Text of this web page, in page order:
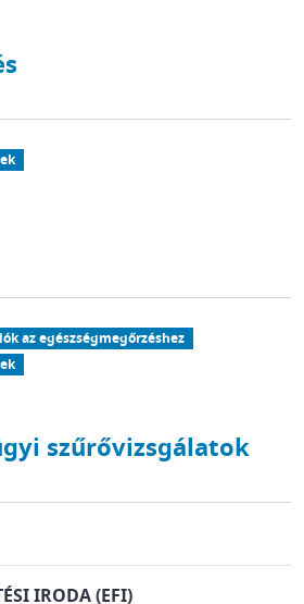
az egészségmegőrzéshez
szűrővizsgálatok
IRODA (EFI)